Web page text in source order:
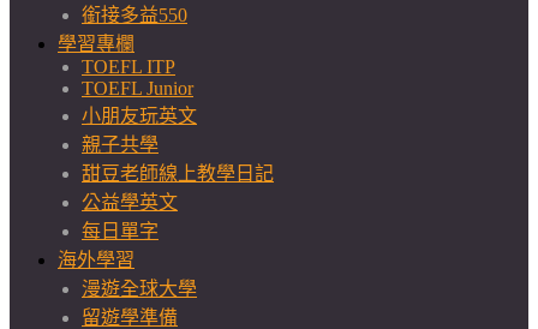
銜接多益550
學習專欄
TOEFL ITP
TOEFL Junior
小朋友玩英文
親子共學
甜豆老師線上教學日記
公益學英文
每日單字
海外學習
漫遊全球大學
留遊學準備